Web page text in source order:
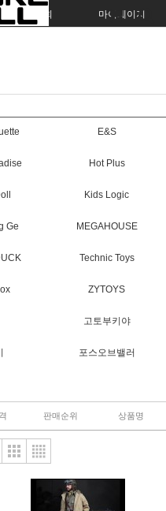
주문조회 마이페이지
E&S
Hot Plus
Kids Logic
Ge MEGAHOUSE
Technic Toys
ZYTOYS
고토부키야
포스오브밸러
판매순위 상품명